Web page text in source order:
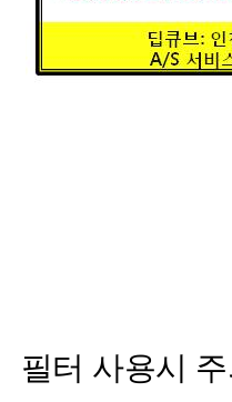
필터 사용시